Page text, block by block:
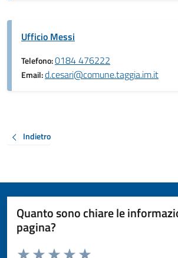
Ufficio Messi
Telefono:0184 476222
Email:d.cesari@comune.taggia.im.it
Indietro
Quanto sono chiare le
pagina?
Valuta da 1 a 5 stelle la pagina